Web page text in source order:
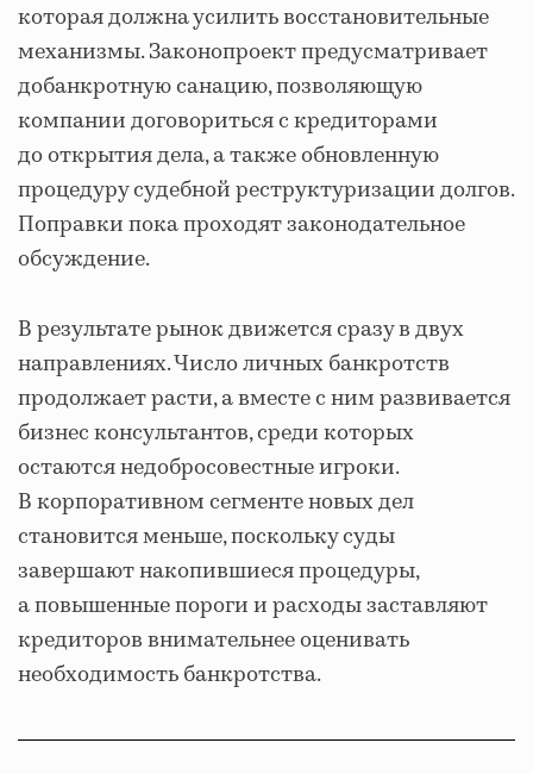
которая должна усилить восстановительные
механизмы. Законопроект предусматривает
добанкротную санацию, позволяющую
компании договориться с кредиторами
до открытия дела, а также обновленную
процедуру судебной реструктуризации долгов.
Поправки пока проходят законодательное
обсуждение.
В результате рынок движется сразу в двух
направлениях. Число личных банкротств
продолжает расти, а вместе с ним развивается
бизнес консультантов, среди которых
остаются недобросовестные игроки.
В корпоративном сегменте новых дел
становится меньше, поскольку суды
завершают накопившиеся процедуры,
а повышенные пороги и расходы заставляют
кредиторов внимательнее оценивать
необходимость банкротства.